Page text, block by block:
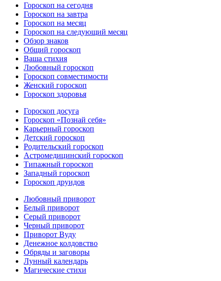
Гороскоп на сегодня
Гороскоп на завтра
Гороскоп на месяц
Гороскоп на следующий месяц
Обзор знаков
Общий гороскоп
Ваша стихия
Любовный гороскоп
Гороскоп совместимости
Женский гороскоп
Гороскоп здоровья
Гороскоп досуга
Гороскоп «Познай себя»
Карьерный гороскоп
Детский гороскоп
Родительский гороскоп
Астромедицинский гороскоп
Типажный гороскоп
Западный гороскоп
Гороскоп друидов
Любовный приворот
Белый приворот
Серый приворот
Черный приворот
Приворот Вуду
Денежное колдовство
Обряды и заговоры
Лунный календарь
Магические стихи